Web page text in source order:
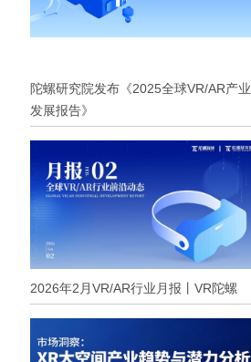
陀螺研究院发布《2025全球VR/AR产业
发展报告》
2026年2月VR/AR行业月报丨VR陀螺